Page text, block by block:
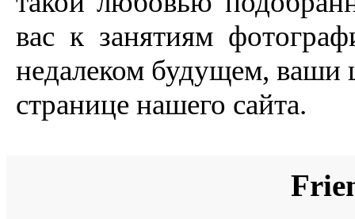
вас к занятиям
недалеком будущем,
странице нашего сайта.